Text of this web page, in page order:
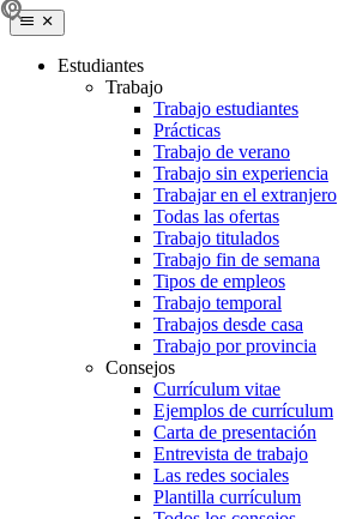
Estudiantes
Trabajo
Trabajo estudiantes
Prácticas
Trabajo de verano
Trabajo sin experiencia
Trabajar en el extranjero
Todas las ofertas
Trabajo titulados
Trabajo fin de semana
Tipos de empleos
Trabajo temporal
Trabajos desde casa
Trabajo por provincia
Consejos
Currículum vitae
Ejemplos de currículum
Carta de presentación
Entrevista de trabajo
Las redes sociales
Plantilla currículum